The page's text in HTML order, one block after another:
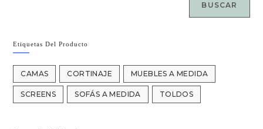
BUSCAR
Etiquetas Del Producto
CAMAS CORTINAJE MUEBLES A MEDIDA
SCREENS SOFÁS A MEDIDA TOLDOS